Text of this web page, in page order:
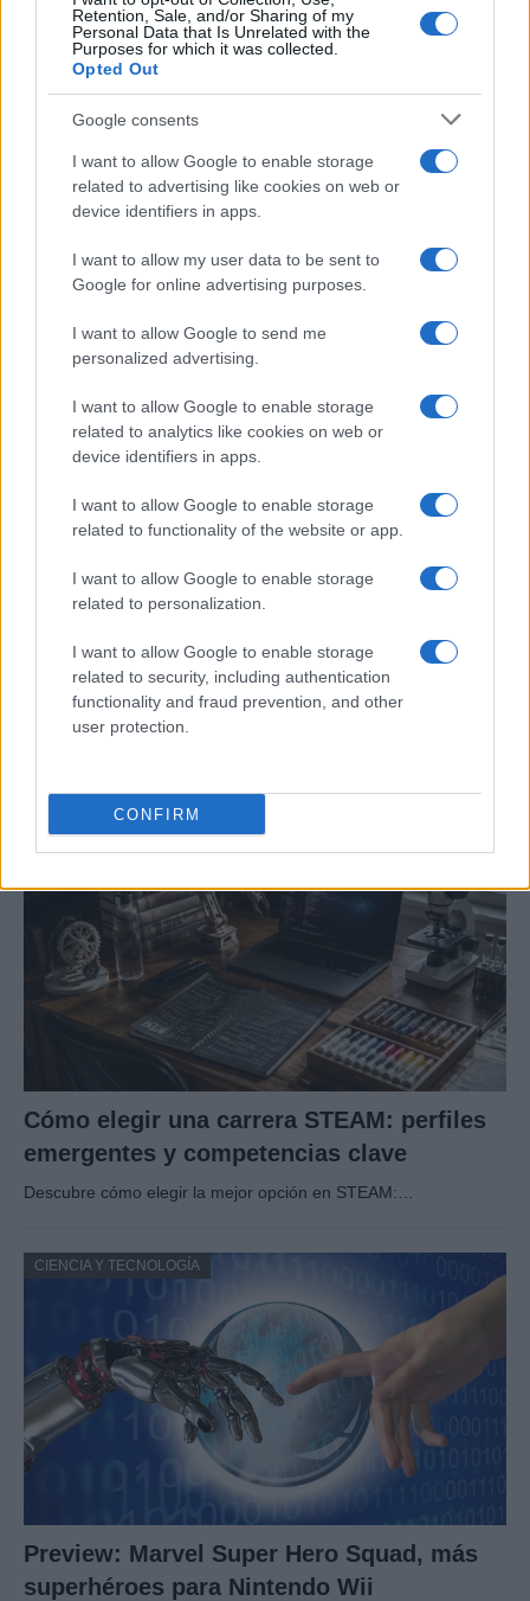
Retention, Sale, and/or Sharing of my
Personal Data that Is Unrelated with the
Purposes for which it was collected.
Opted Out
Google consents
I want to allow Google to enable storage
related to advertising like cookies on web or
device identifiers in apps.
I want to allow my user data to be sent to
Google for online advertising purposes.
I want to allow Google to send me
personalized advertising.
I want to allow Google to enable storage
related to analytics like cookies on web or
device identifiers in apps.
I want to allow Google to enable storage
related to functionality of the website or app.
I want to allow Google to enable storage
related to personalization.
I want to allow Google to enable storage
related to security, including authentication
functionality and fraud prevention, and other
user protection.
CONFIRM
Guía para definir intereses y
competencias en carreras STEAM
Identifica tus intereses y competencias en datos, IA,…
CIENCIA Y TECNOLOGÍA
Protocolos de seguridad ocular y
consejos para fotografiar eclipses solares
CIENCIA Y TECNOLOGÍA
Cómo elegir una carrera STEAM: perfiles
emergentes y competencias clave
Descubre cómo elegir la mejor opción en STEAM:…
CIENCIA Y TECNOLOGÍA
Preview: Marvel Super Hero Squad, más
superhéroes para Nintendo Wii